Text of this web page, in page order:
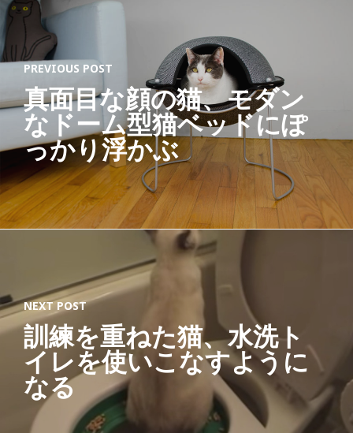
N
I
C
K
I
T
T
Y
T
猫
ネ
コ
限
PREVIOUS POST
真面目な顔の猫、モダン
なドーム型猫ベッドにぽ
っかり浮かぶ
NEXT POST
訓練を重ねた猫、水洗ト
イレを使いこなすように
なる